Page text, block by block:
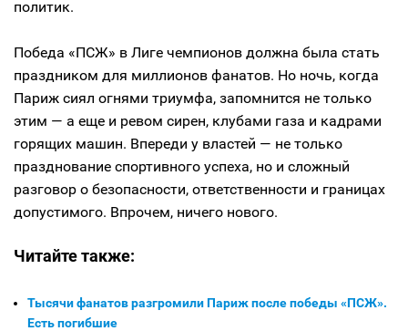
политик.
Победа «ПСЖ» в Лиге чемпионов должна была стать
праздником для миллионов фанатов. Но ночь, когда
Париж сиял огнями триумфа, запомнится не только
этим — а еще и ревом сирен, клубами газа и кадрами
горящих машин. Впереди у властей — не только
празднование спортивного успеха, но и сложный
разговор о безопасности, ответственности и границах
допустимого. Впрочем, ничего нового.
Читайте также:
Тысячи фанатов разгромили Париж после победы «ПСЖ».
Есть погибшие